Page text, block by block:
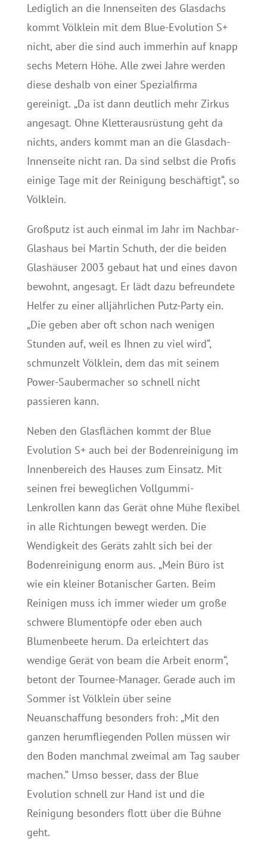
Lediglich an die Innenseiten des Glasdachs
kommt Völklein mit dem Blue-Evolution S+
nicht, aber die sind auch immerhin auf knapp
sechs Metern Höhe. Alle zwei Jahre werden
diese deshalb von einer Spezialfirma
gereinigt. „Da ist dann deutlich mehr Zirkus
angesagt. Ohne Kletterausrüstung geht da
nichts, anders kommt man an die Glasdach-
Innenseite nicht ran. Da sind selbst die Profis
einige Tage mit der Reinigung beschäftigt“, so
Völklein.
Großputz ist auch einmal im Jahr im Nachbar-
Glashaus bei Martin Schuth, der die beiden
Glashäuser 2003 gebaut hat und eines davon
bewohnt, angesagt. Er lädt dazu befreundete
Helfer zu einer alljährlichen Putz-Party ein.
„Die geben aber oft schon nach wenigen
Stunden auf, weil es Ihnen zu viel wird“,
schmunzelt Völklein, dem das mit seinem
Power-Saubermacher so schnell nicht
passieren kann.
Neben den Glasflächen kommt der Blue
Evolution S+ auch bei der Bodenreinigung im
Innenbereich des Hauses zum Einsatz. Mit
seinen frei beweglichen Vollgummi-
Lenkrollen kann das Gerät ohne Mühe flexibel
in alle Richtungen bewegt werden. Die
Wendigkeit des Geräts zahlt sich bei der
Bodenreinigung enorm aus. „Mein Büro ist
wie ein kleiner Botanischer Garten. Beim
Reinigen muss ich immer wieder um große
schwere Blumentöpfe oder eben auch
Blumenbeete herum. Da erleichtert das
wendige Gerät von beam die Arbeit enorm“,
betont der Tournee-Manager. Gerade auch im
Sommer ist Völklein über seine
Neuanschaffung besonders froh: „Mit den
ganzen herumfliegenden Pollen müssen wir
den Boden manchmal zweimal am Tag sauber
machen.“ Umso besser, dass der Blue
Evolution schnell zur Hand ist und die
Reinigung besonders flott über die Bühne
geht.